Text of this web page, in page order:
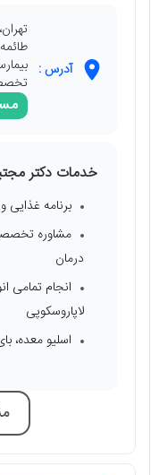
آدرس :
خدمات دکتر
برنامه غذایی
مشاوره
درمان
انجام تمامی
لاپاروسکوپی
اسلیو معده،